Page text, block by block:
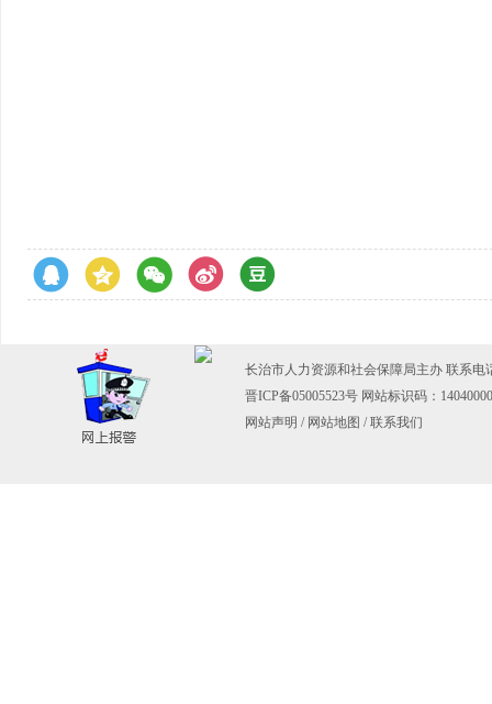
长治市人力资源和社会保障局主办 联系电
晋ICP备05005523号 网站标识码：
网站声明 / 网站地图 / 联系我们